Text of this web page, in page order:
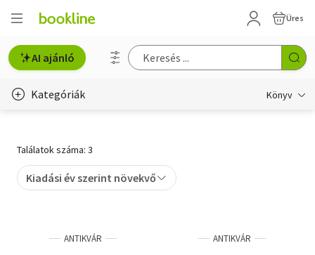
Üres
AI ajánló
Kategóriák Könyv
Gyermek- és ifjúsági
Találatok száma: 3
Kiadási év szerint növekvő
ANTIKVÁR ANTIKVÁR